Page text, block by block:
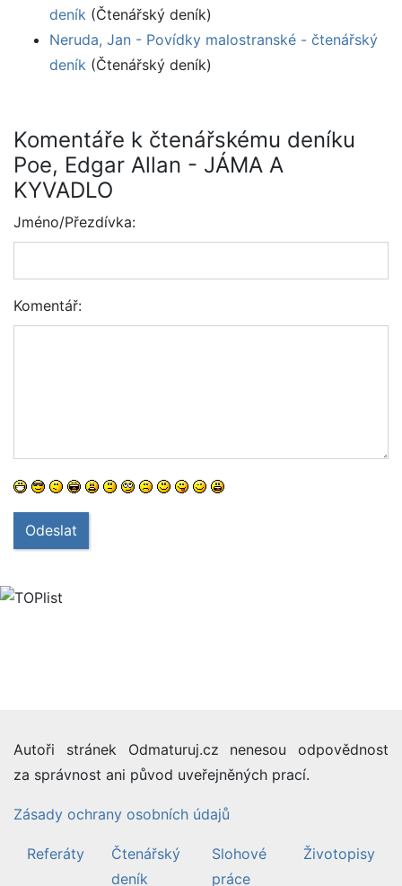
deník (Čtenářský deník)
Neruda, Jan - Povídky malostranské - čtenářský
deník (Čtenářský deník)
Komentáře k čtenářskému deníku
Poe, Edgar Allan - JÁMA A
KYVADLO
Jméno/Přezdívka:
Komentář:
Odeslat
Autoři stránek Odmaturuj.cz nenesou odpovědnost
za správnost ani původ uveřejněných prací.
Zásady ochrany osobních údajů
Referáty
Čtenářský
deník
Slohové
práce
Životopisy